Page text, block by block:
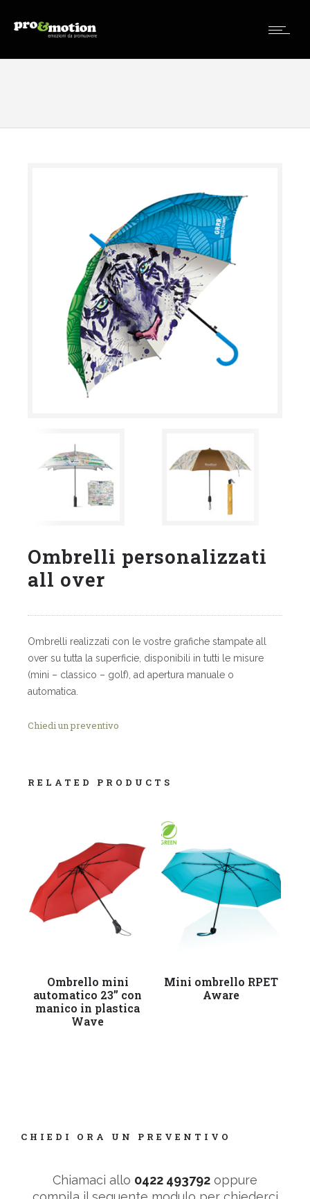
Ombrelli personalizzati
all over
Ombrelli realizzati con le vostre grafiche stampate all
over su tutta la superficie, disponibili in tutti le misure
(mini – classico – golf), ad apertura manuale o
automatica.
Chiedi un preventivo
RELATED PRODUCTS
Leggi tutto
Ombrello mini
automatico 23” con
manico in plastica
Wave
Leggi tutto
Mini ombrello RPET
Aware
CHIEDI ORA UN PREVENTIVO
Chiamaci allo 0422 493792 oppure